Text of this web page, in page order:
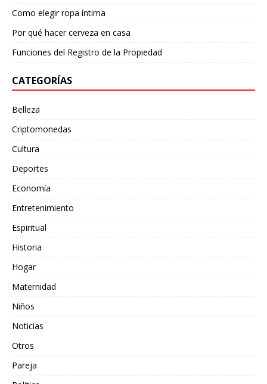
Como elegir ropa íntima
Por qué hacer cerveza en casa
Funciones del Registro de la Propiedad
CATEGORÍAS
Belleza
Criptomonedas
Cultura
Deportes
Economía
Entretenimiento
Espiritual
Historia
Hogar
Maternidad
Niños
Noticias
Otros
Pareja